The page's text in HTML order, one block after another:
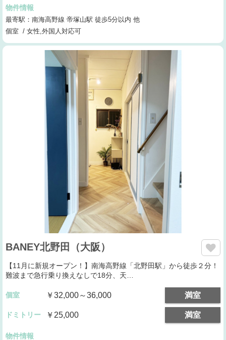
物件情報
最寄駅：南海高野線 帝塚山駅 徒歩5分以内 他
個室 / 女性,外国人対応可
BANEY北野田（大阪）
【11月に新規オープン！】南海高野線「北野田駅」から徒歩２分！
難波まで急行乗り換えなしで18分、天…
個室 ￥32,000～36,000 満室
ドミトリー ￥25,000 満室
物件情報